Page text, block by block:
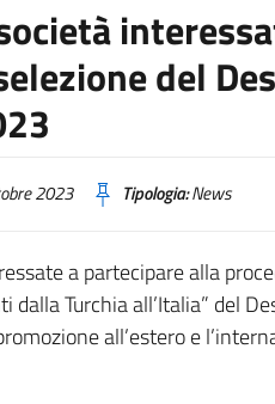
del
2023 Tipologia:News
a partecipare alla
dalla Turchia all’Italia” del
all’estero e